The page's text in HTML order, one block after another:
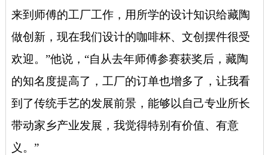
来到师傅的工厂工作，用所学的设计知识给藏陶
做创新，现在我们设计的咖啡杯、文创摆件很受
欢迎。”他说，“自从去年师傅参赛获奖后，藏陶
的知名度提高了，工厂的订单也增多了，让我看
到了传统手艺的发展前景，能够以自己专业所长
带动家乡产业发展，我觉得特别有价值、有意
义。”